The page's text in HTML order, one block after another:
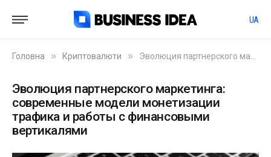
UA
Головна » Криптовалюти » Эволюция партнерского маркетинга: современные модели монетизации трафика и работы с финансовыми вертикалями
Эволюция партнерского маркетинга:
современные модели монетизации
трафика и работы с финансовыми
вертикалями